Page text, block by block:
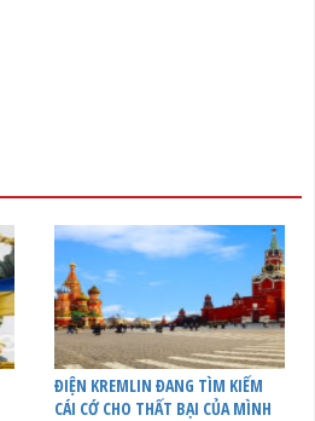
ĐIỆN KREMLIN ĐANG TÌM KIẾM
CÁI CỚ CHO THẤT BẠI CỦA MÌNH